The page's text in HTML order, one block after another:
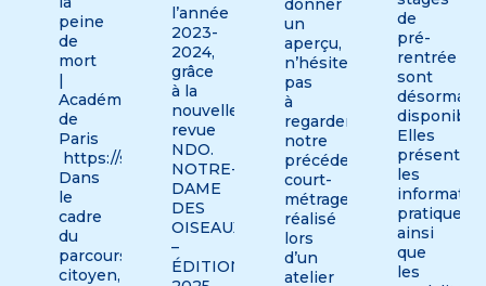
peine
de
mort
|
Académie
de
Paris
https://share.google/PXnUCr0XYRUXQPTHq
Dans
le
cadre
du
parcours
citoyen,
l’année
2023-
2024,
grâce
à la
nouvelle
revue
NDO.
NOTRE-
DAME
DES
OISEAUX
–
ÉDITION
donner
un
aperçu,
n’hésitez
pas
à
regarder
notre
précédent
court-
métrage,
réalisé
lors
d’un
atelier
de
pré-
rentrée
sont
désormais
Elles
présentent
les
pratiques
ainsi
que
les